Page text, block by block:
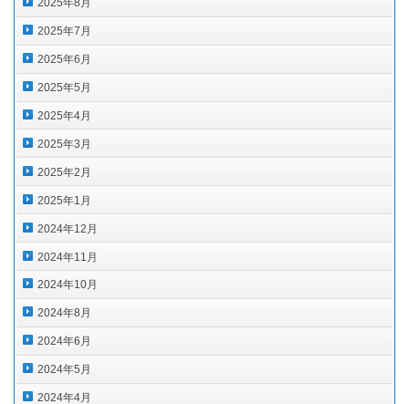
2025年8月
2025年7月
2025年6月
2025年5月
2025年4月
2025年3月
2025年2月
2025年1月
2024年12月
2024年11月
2024年10月
2024年8月
2024年6月
2024年5月
2024年4月